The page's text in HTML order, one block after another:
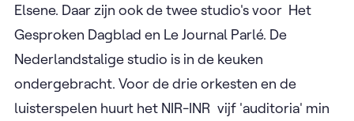
Elsene. Daar zijn ook de twee studio's voor Het
Gesproken Dagblad en Le Journal Parlé. De
Nederlandstalige studio is in de keuken
ondergebracht. Voor de drie orkesten en de
luisterspelen huurt het NIR-INR vijf 'auditoria' min